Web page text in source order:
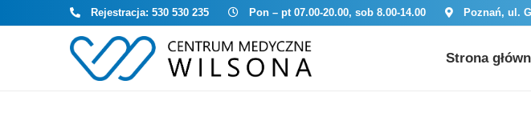
Rejestracja: 530 530 235 Pon – pt 07.00-20.00, sob 8.00-14.00 Poznań, ul.
Strona